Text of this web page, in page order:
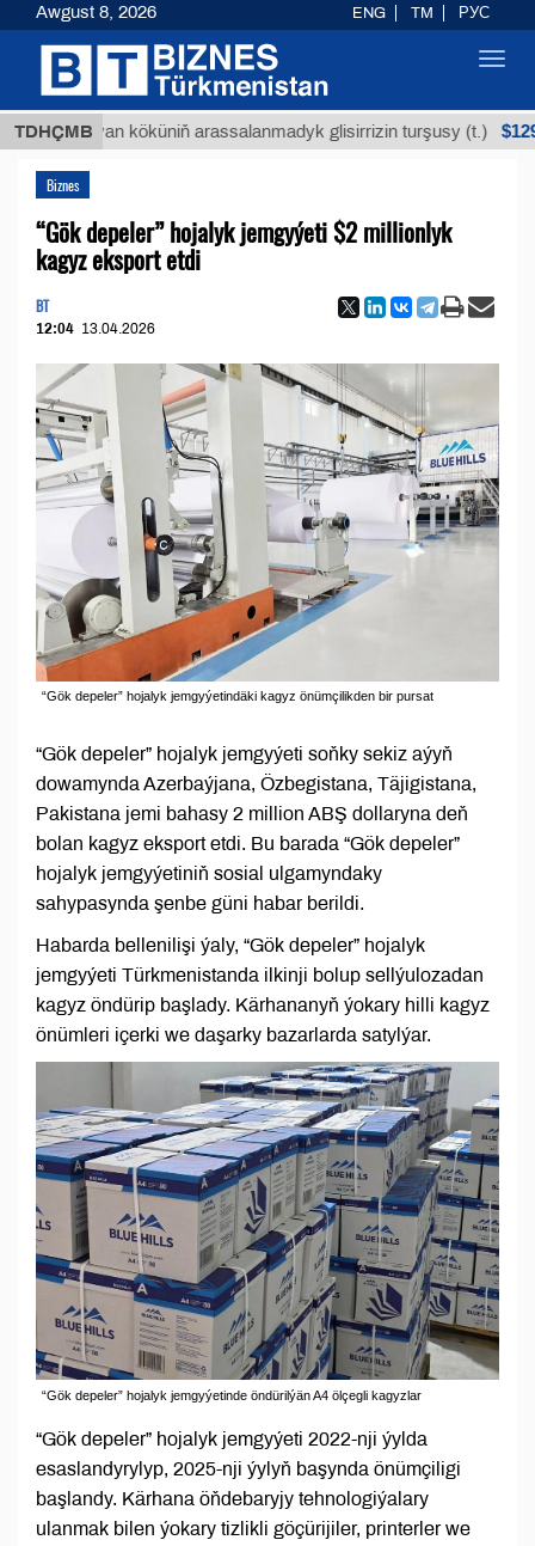
TDHÇMB
Buýan köküniň arassalanmadyk glisirrizin turşusy (t.) $12935,18
Biznes
“Gök depeler” hojalyk jemgyýeti $2 millionlyk
kagyz eksport etdi
BT
12:04 13.04.2026
“Gök depeler” hojalyk jemgyýetindäki kagyz önümçilikden bir pursat
“Gök depeler” hojalyk jemgyýeti soňky sekiz aýyň
dowamynda Azerbaýjana, Özbegistana, Täjigistana,
Pakistana jemi bahasy 2 million ABŞ dollaryna deň
bolan kagyz eksport etdi. Bu barada “Gök depeler”
hojalyk jemgyýetiniň sosial ulgamyndaky
sahypasynda şenbe güni habar berildi.
Habarda bellenilişi ýaly, “Gök depeler” hojalyk
jemgyýeti Türkmenistanda ilkinji bolup sellýulozadan
kagyz öndürip başlady. Kärhananyň ýokary hilli kagyz
önümleri içerki we daşarky bazarlarda satylýar.
“Gök depeler” hojalyk jemgyýetinde öndürilýän A4 ölçegli kagyzlar
“Gök depeler” hojalyk jemgyýeti 2022-nji ýylda
esaslandyrylyp, 2025-nji ýylyň başynda önümçiligi
başlandy. Kärhana öňdebaryjy tehnologiýalary
ulanmak bilen ýokary tizlikli göçürijiler, printerler we
Awgust 8, 2026 ENG TM РУС